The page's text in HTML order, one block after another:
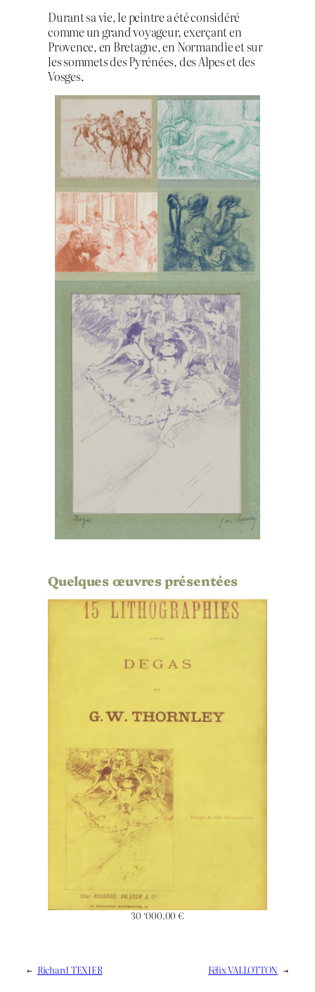
Durant sa vie, le peintre a été considéré
comme un grand voyageur, exerçant en
Provence, en Bretagne, en Normandie et sur
les sommets des Pyrénées, des Alpes et des
Vosges.
Quelques œuvres présentées
30 ‘000.00 €
← Richard TEXIER Félix VALLOTTON →